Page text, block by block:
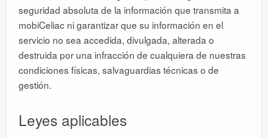
seguridad absoluta de la información que transmita a
mobiCeliac ni garantizar que su información en el
servicio no sea accedida, divulgada, alterada o
destruida por una infracción de cualquiera de nuestras
condiciones físicas, salvaguardias técnicas o de
gestión.
Leyes aplicables